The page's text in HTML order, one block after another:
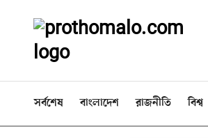
সর্বশেষ বাংলাদেশ রাজনীতি বিশ্ব